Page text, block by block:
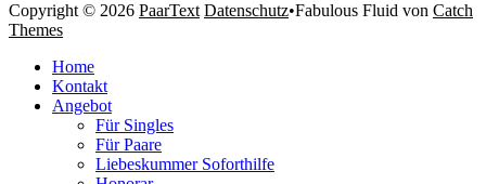
Copyright © 2026 PaarText Datenschutz•Fabulous Fluid von Catch
Themes
oben
scrollen
Home
Kontakt
Angebot
Für Singles
Für Paare
Liebeskummer Soforthilfe